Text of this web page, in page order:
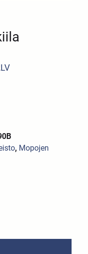
, Mopojen